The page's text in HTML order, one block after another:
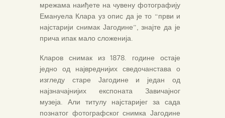
мрежама наиђете на чувену фотографију
Емануела Клара уз опис да је то “први и
најстарији снимак Јагодине”, знајте да је
прича ипак мало сложенија.
Кларов снимак из 1878. године остаје
једно од највреднијих сведочанстава о
изгледу старе Јагодине и један од
најзначајнијих експоната Завичајног
музеја. Али титулу најстаријег за сада
познатог фотографског снимка Јагодине